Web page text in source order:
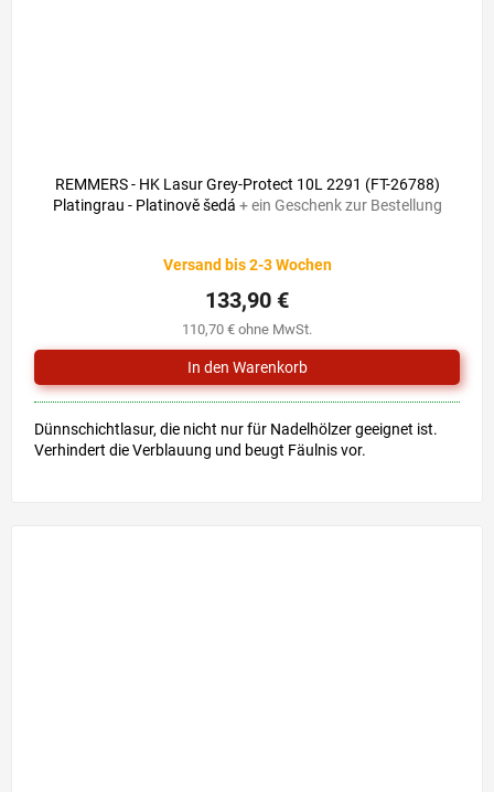
REMMERS - HK Lasur Grey-Protect 10L 2291 (FT-26788)
Platingrau - Platinově šedá + ein Geschenk zur Bestellung
durchschnittliche
Produktbewertung
ist
0,0
von
5
Sternen.
Versand bis 2-3 Wochen
110,70 € ohne MwSt.
133,90 €
Dünnschichtlasur, die nicht nur für Nadelhölzer geeignet ist.
Verhindert die Verblauung und beugt Fäulnis vor.